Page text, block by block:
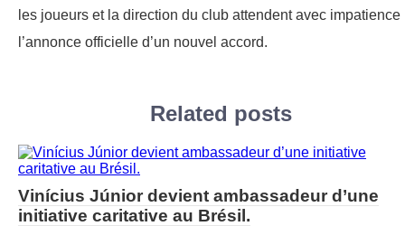
les joueurs et la direction du club attendent avec impatience
l’annonce officielle d’un nouvel accord.
Related posts
Vinícius Júnior devient ambassadeur d’une
initiative caritative au Brésil.